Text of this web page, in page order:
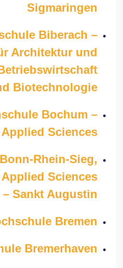
Sigmaringen
Biberach –
Architektur und
Biotechnologie
Bochum –
Sciences
Rhein-Sieg,
Sciences
– Sankt Augustin
Bremen
Bremerhaven